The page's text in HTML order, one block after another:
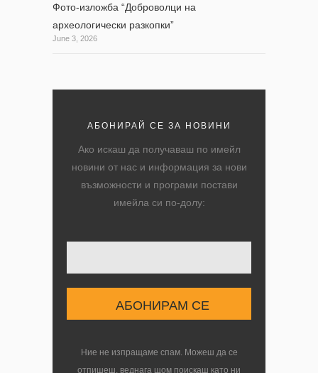
Фото-изложба “Доброволци на
археологически разкопки”
June 3, 2026
АБОНИРАЙ СЕ ЗА НОВИНИ
Ако искаш да получаваш по имейл
новини от нас и информация за нови
възможности и програми постави
имейла си по-долу:
Ние не изпращаме спам. Можеш да се
отпишеш, веднага щом поискаш като ни